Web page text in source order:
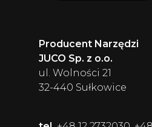
Producent Narzędzi
JUCO Sp. z o.o.
ul. Wolności 21
32-440 Sułkowice